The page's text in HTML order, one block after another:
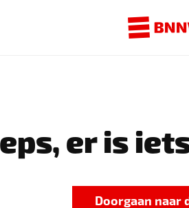
er is
Doorgaan naar